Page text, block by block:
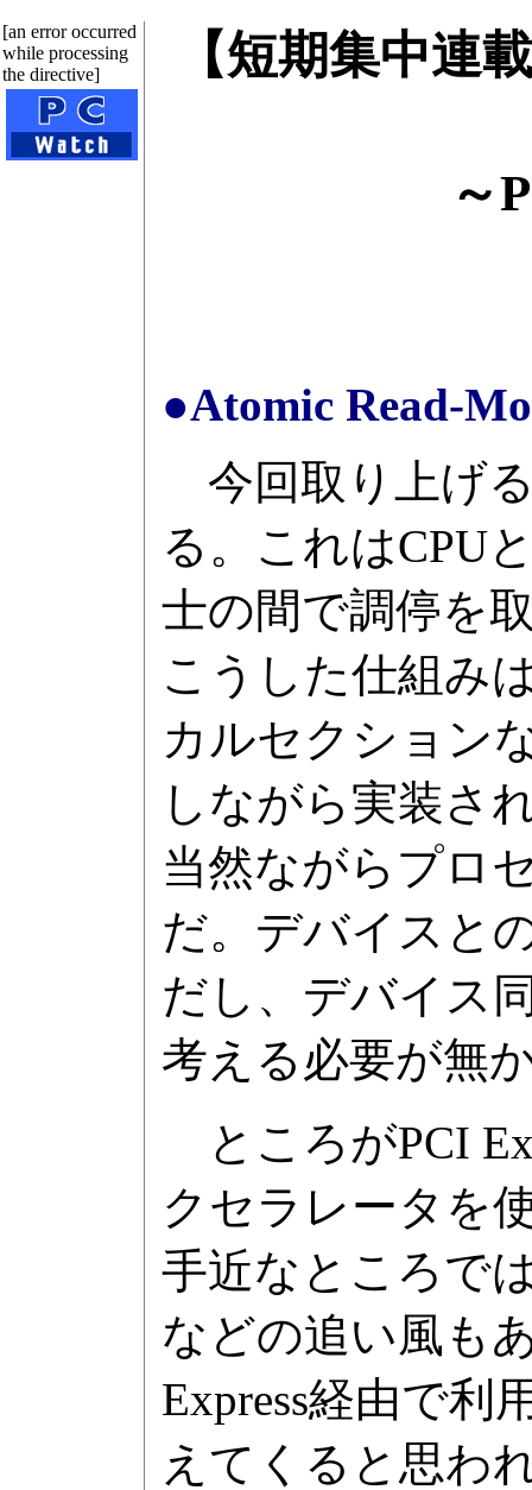
[an error occurred
while processing
the directive]
【短期集中連
～
●Atomic Read-
今回取り上げる
る。これはCPU
士の間で調停を
こうした仕組み
カルセクション
しながら実装さ
当然ながらプロ
だ。デバイスと
だし、デバイス
考える必要が無
ところがPCI
クセラレータを
手近なところで
などの追い風も
Express経由で利
えてくると思わ